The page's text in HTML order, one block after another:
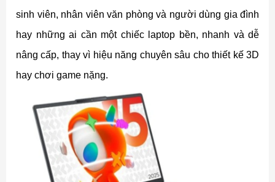
sinh viên, nhân viên văn phòng và người dùng gia đình
hay những ai cần một chiếc laptop bền, nhanh và dễ
nâng cấp, thay vì hiệu năng chuyên sâu cho thiết kế 3D
hay chơi game nặng.